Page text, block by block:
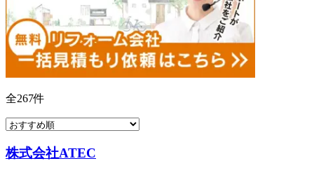
全267件
株式会社ATEC